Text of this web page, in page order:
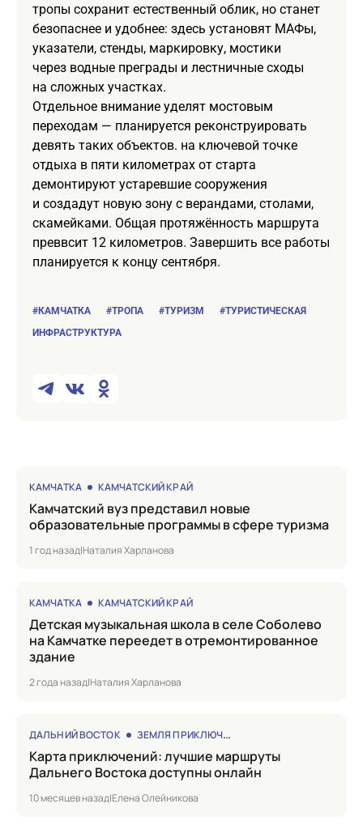
тропы сохранит естественный облик, но станет
безопаснее и удобнее: здесь установят МАФы,
указатели, стенды, маркировку, мостики
через водные преграды и лестничные сходы
на сложных участках.
Отдельное внимание уделят мостовым
переходам — планируется реконструировать
девять таких объектов. на ключевой точке
отдыха в пяти километрах от старта
демонтируют устаревшие сооружения
и создадут новую зону с верандами, столами,
скамейками. Общая протяжённость маршрута
преввсит 12 километров. Завершить все работы
планируется к концу сентября.
#КАМЧАТКА #ТРОПА #ТУРИЗМ
#ТУРИСТИЧЕСКАЯ
ИНФРАСТРУКТУРА
КАМЧАТКА КАМЧАТСКИЙ КРАЙ
Камчатский вуз представил новые
образовательные программы в сфере туризма
1 год назад|Наталия Харланова
КАМЧАТКА КАМЧАТСКИЙ КРАЙ
Детская музыкальная школа в селе Соболево
на Камчатке переедет в отремонтированное
здание
2 года назад|Наталия Харланова
ДАЛЬНИЙ ВОСТОК ЗЕМЛЯ ПРИКЛЮЧЕНИЙ
Карта приключений: лучшие маршруты
Дальнего Востока доступны онлайн
10 месяцев назад|Елена Олейникова